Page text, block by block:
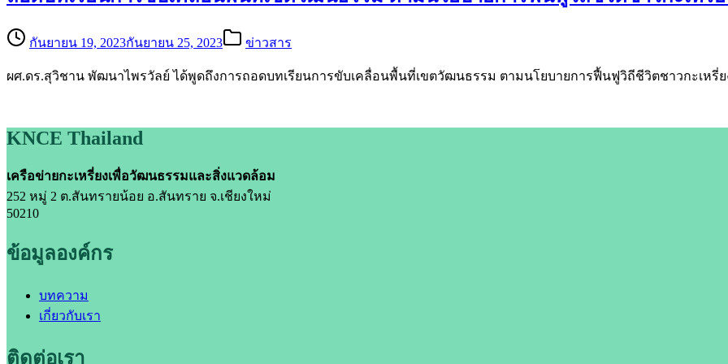
กันยายน 19, 2023กันยายน 25, 2023 ข่าวสาร
ผศ.ดร.สุวิชาน พัฒนาไพรวัลย์ ได้พูดถึงการถอดบทเรียนการขับเคลื่อนพื้นที่เขตวัฒนธรรม ตามนโยบายการฟื้นฟูวิถีชีวิตชาวกะเหรี่ย
KNCE Thailand
เครือข่ายกะเหรี่ยงเพื่อวัฒนธรรมและสิ่งแวดล้อม
252 หมู่ 2 ต.สันทรายน้อย อ.สันทราย จ.เชียงใหม่
50210
ข้อมูลองค์กร
บทความ
เกี่ยวกับเรา
ติดต่อเรา